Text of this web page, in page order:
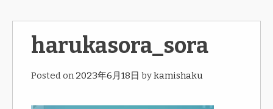
harukasora_sora
Posted on2023年6月18日 bykamishaku